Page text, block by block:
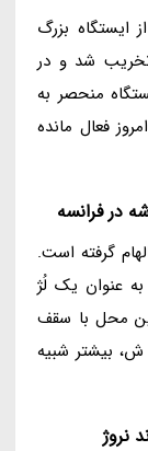
ایستگاه بزرگ
شد و در
منحصر به
فعال مانده
در فرانسه
گرفته است.
این قلعه را به عنوان یک لُژ
این محل با سقف
بیشتر شبیه
نروژ